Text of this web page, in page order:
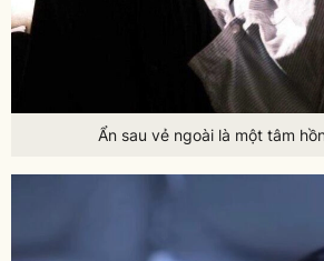
Ẩn sau vẻ ngoài là một tâm